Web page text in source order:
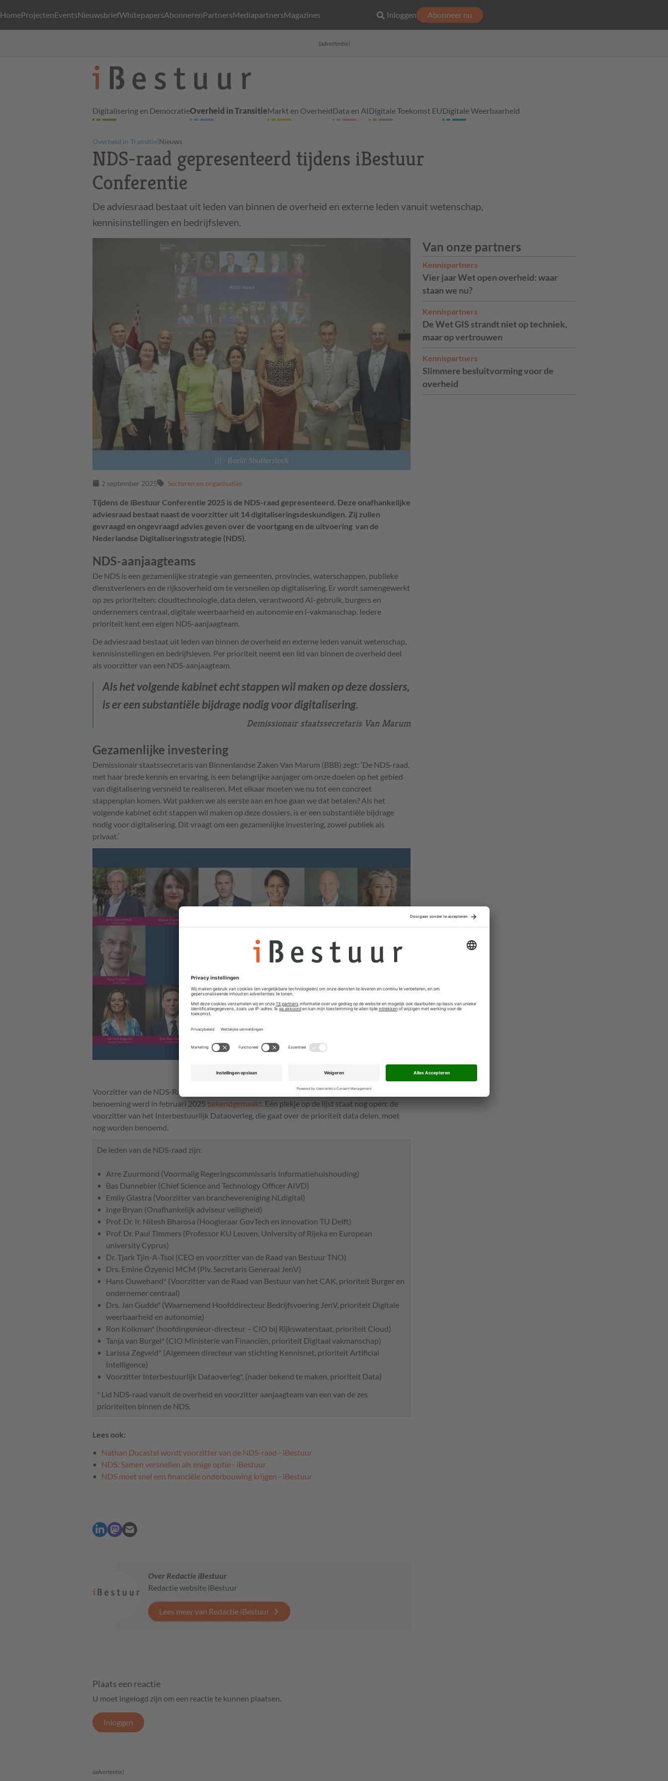
HomeProjectenEventsNieuwsbriefWhitepapersAbonnerenPartnersMediapartnersMagazines Inloggen Abonneer nu
(advertentie)
Digitalisering en DemocratieOverheid in TransitieMarkt en OverheidData en AIDigitale Toekomst EUDigitale Weerbaarheid
Overheid in Transitie|Nieuws
NDS-raad gepresenteerd tijdens iBestuur
Conferentie
De adviesraad bestaat uit leden van binnen de overheid en externe leden vanuit wetenschap,
kennisinstellingen en bedrijfsleven.
||| - Beeld: Shutterstock
2 september 2025 Sectoren en organisaties
Van onze partners
Kennispartners
Vier jaar Wet open overheid: waar
staan we nu?
Kennispartners
De Wet GIS strandt niet op techniek,
maar op vertrouwen
Kennispartners
Slimmere besluitvorming voor de
overheid
Tijdens de iBestuur Conferentie 2025 is de NDS-raad gepresenteerd. Deze onafhankelijke
adviesraad bestaat naast de voorzitter uit 14 digitaliseringsdeskundigen. Zij zullen
gevraagd en ongevraagd advies geven over de voortgang en de uitvoering van de
Nederlandse Digitaliseringsstrategie (NDS).
NDS-aanjaagteams
De NDS is een gezamenlijke strategie van gemeenten, provincies, waterschappen, publieke
dienstverleners en de rijksoverheid om te versnellen op digitalisering. Er wordt samengewerkt
op zes prioriteiten: cloudtechnologie, data delen, verantwoord AI-gebruik, burgers en
ondernemers centraal, digitale weerbaarheid en autonomie en i-vakmanschap. Iedere
prioriteit kent een eigen NDS-aanjaagteam.
De adviesraad bestaat uit leden van binnen de overheid en externe leden vanuit wetenschap,
kennisinstellingen en bedrijfsleven. Per prioriteit neemt een lid van binnen de overheid deel
als voorzitter van een NDS-aanjaagteam.
Als het volgende kabinet echt stappen wil maken op deze dossiers,
is er een substantiële bijdrage nodig voor digitalisering.
Demissionair staatssecretaris Van Marum
Gezamenlijke investering
Demissionair staatssecretaris van Binnenlandse Zaken Van Marum (BBB) zegt: ‘De NDS-raad,
met haar brede kennis en ervaring, is een belangrijke aanjager om onze doelen op het gebied
van digitalisering versneld te realiseren. Met elkaar moeten we nu tot een concreet
stappenplan komen. Wat pakken we als eerste aan en hoe gaan we dat betalen? Als het
volgende kabinet echt stappen wil maken op deze dossiers, is er een substantiële bijdrage
nodig voor digitalisering. Dit vraagt om een gezamenlijke investering, zowel publiek als
privaat.’
Voorzitter van de NDS-Raad is Nathan Ducastel, directeur van VNG Realisatie. Zijn
benoeming werd in februari 2025 bekendgemaakt. Eén plekje op de lijst staat nog open: de
voorzitter van het Interbestuurlijk Dataoverleg, die gaat over de prioriteit data delen, moet
nog worden benoemd.
De leden van de NDS-raad zijn:
Arre Zuurmond (Voormalig Regeringscommissaris Informatiehuishouding)
Bas Dunnebier (Chief Science and Technology Officer AIVD)
Emily Glastra (Voorzitter van branchevereniging NLdigital)
Inge Bryan (Onafhankelijk adviseur veiligheid)
Prof. Dr. Ir. Nitesh Bharosa (Hoogleraar GovTech en innovation TU Delft)
Prof. Dr. Paul Timmers (Professor KU Leuven, University of Rijeka en European
university Cyprus)
Dr. Tjark Tjin-A-Tsoi (CEO en voorzitter van de Raad van Bestuur TNO)
Drs. Emine Özyenici MCM (Plv. Secretaris Generaal JenV)
Hans Ouwehand* (Voorzitter van de Raad van Bestuur van het CAK, prioriteit Burger en
ondernemer centraal)
Drs. Jan Gudde* (Waarnemend Hoofddirecteur Bedrijfsvoering JenV, prioriteit Digitale
weerbaarheid en autonomie)
Ron Kolkman* (hoofdingenieur-directeur – CIO bij Rijkswaterstaat, prioriteit Cloud)
Tanja van Burgel* (CIO Ministerie van Financiën, prioriteit Digitaal vakmanschap)
Larissa Zegveld* (Algemeen directeur van stichting Kennisnet, prioriteit Artificial
Intelligence)
Voorzitter Interbestuurlijk Dataoverleg*, (nader bekend te maken, prioriteit Data)
* Lid NDS-raad vanuit de overheid en voorzitter aanjaagteam van een van de zes
prioriteiten binnen de NDS.
Lees ook:
Nathan Ducastel wordt voorzitter van de NDS-raad - iBestuur
NDS: Samen versnellen als enige optie - iBestuur
NDS moet snel een financiële onderbouwing krijgen - iBestuur
Over Redactie iBestuur
Redactie website iBestuur
Lees meer van Redactie iBestuur
Plaats een reactie
U moet ingelogd zijn om een reactie te kunnen plaatsen.
Inloggen
(advertentie)